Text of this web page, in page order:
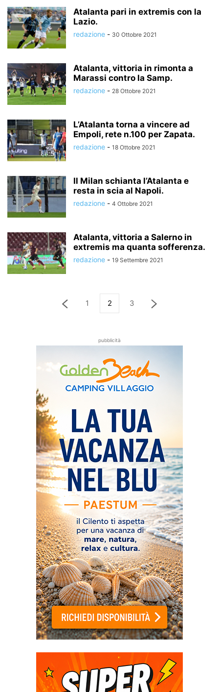
Atalanta pari in extremis con la
Lazio.
redazione - 30 Ottobre 2021
Atalanta, vittoria in rimonta a
Marassi contro la Samp.
redazione - 28 Ottobre 2021
L’Atalanta torna a vincere ad
Empoli, rete n.100 per Zapata.
redazione - 18 Ottobre 2021
Il Milan schianta l’Atalanta e
resta in scia al Napoli.
redazione - 4 Ottobre 2021
Atalanta, vittoria a Salerno in
extremis ma quanta sofferenza.
redazione - 19 Settembre 2021
1 2 3
pubblicità